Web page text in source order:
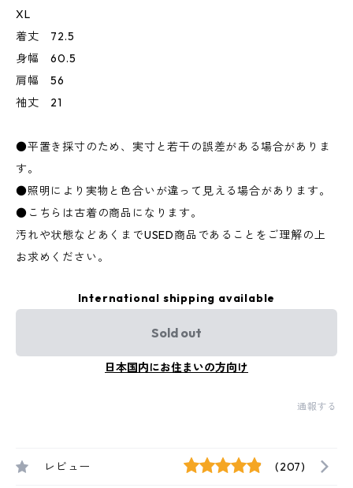
XL
着丈 72.5
身幅 60.5
肩幅 56
袖丈 21
●平置き採寸のため、実寸と若干の誤差がある場合がありま
す。
●照明により実物と色合いが違って見える場合があります。
●こちらは古着の商品になります。
汚れや状態などあくまでUSED商品であることをご理解の上
お求めください。
International shipping available
Sold out
日本国内にお住まいの方向け
通報する
レビュー (207)